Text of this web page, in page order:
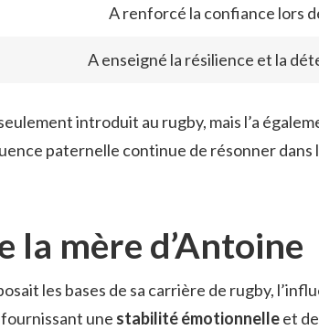
A renforcé la confiance lors
A enseigné la résilience et la
introduit au rugby, mais l’a
paternelle continue de résonner dans
la mère d’Antoine
les bases de sa carrière de rugby,
une stabilité émotionnelleet